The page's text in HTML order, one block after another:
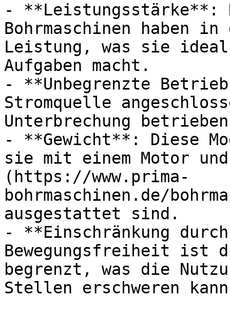
- **Leistungsstärke**:
Bohrmaschinen haben
Leistung, was sie
Aufgaben macht.
- **Unbegrenzte
Stromquelle
Unterbrechung
- **Gewicht**: Diese
sie mit einem Motor
(https://www.prima-
bohrmaschinen.de/
ausgestattet sind.
- **Einschränkung
Bewegungsfreiheit ist
begrenzt, was die
Stellen erschweren